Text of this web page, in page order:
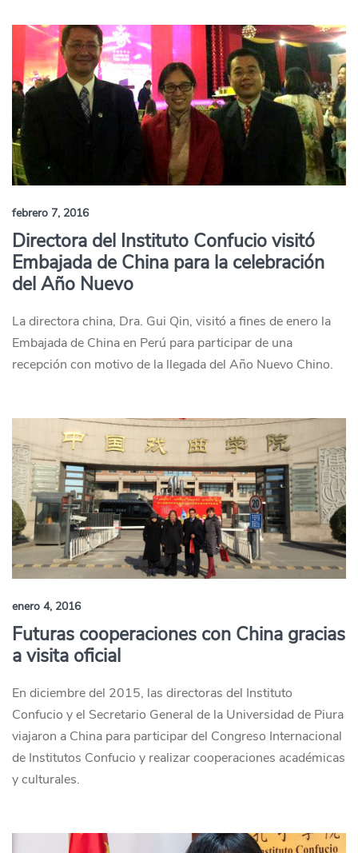
febrero 7, 2016
Directora del Instituto Confucio visitó
Embajada de China para la celebración
del Año Nuevo
La directora china, Dra. Gui Qin, visitó a fines de enero la
Embajada de China en Perú para participar de una
recepción con motivo de la llegada del Año Nuevo Chino.
enero 4, 2016
Futuras cooperaciones con China gracias
a visita oficial
En diciembre del 2015, las directoras del Instituto
Confucio y el Secretario General de la Universidad de Piura
viajaron a China para participar del Congreso Internacional
de Institutos Confucio y realizar cooperaciones académicas
y culturales.